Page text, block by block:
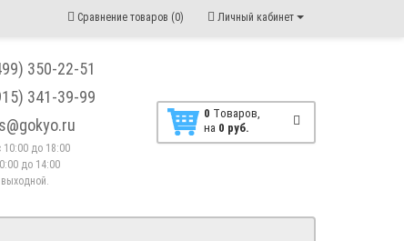
Личный кабинет
Сравнение товаров (0)
350-22-51
341-39-99
10:00 до 18:00
до 14:00
0 Tоваров,
на 0 руб.